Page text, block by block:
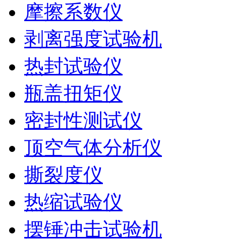
摩擦系数仪
剥离强度试验机
热封试验仪
瓶盖扭矩仪
密封性测试仪
顶空气体分析仪
撕裂度仪
热缩试验仪
摆锤冲击试验机